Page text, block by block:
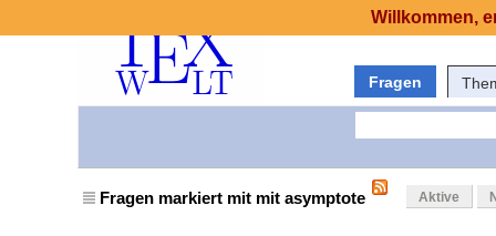
Fragen
Fragen markiert mit mit asymptote Aktive
Willkommen,